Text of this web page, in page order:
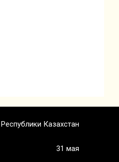
Казахстан
31 мая